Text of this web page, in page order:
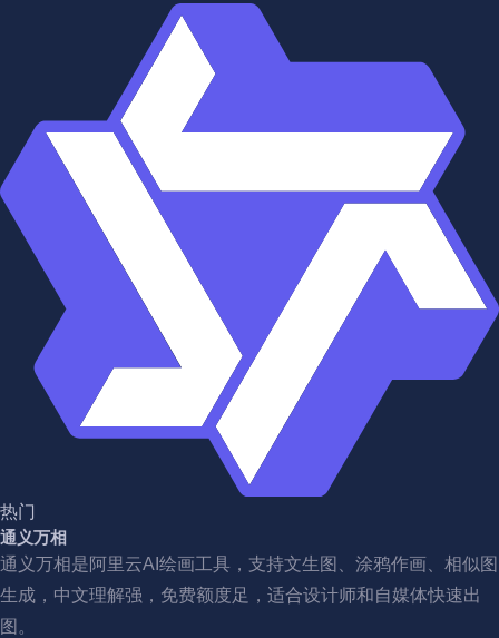
热门
通义万相
通义万相是阿里云AI绘画工具，支持文生图、涂鸦作画、相似图
生成，中文理解强，免费额度足，适合设计师和自媒体快速出
图。